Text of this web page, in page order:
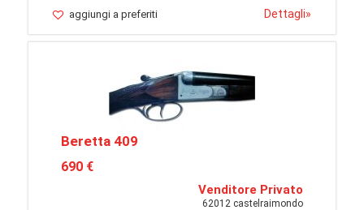
aggiungi a preferiti Dettagli»
Beretta 409
690 €
Venditore Privato
62012 castelraimondo